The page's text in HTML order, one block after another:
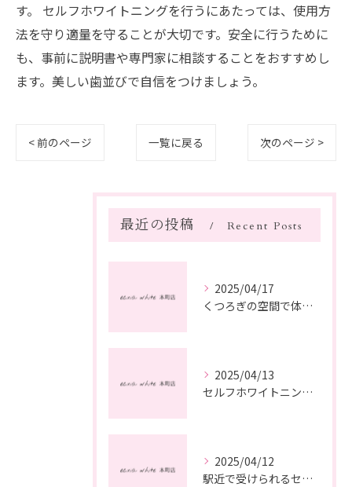
す。 セルフホワイトニングを行うにあたっては、使用方
法を守り適量を守ることが大切です。安全に行うために
も、事前に説明書や専門家に相談することをおすすめし
ます。美しい歯並びで自信をつけましょう。
< 前のページ 一覧に戻る 次のページ >
最近の投稿 Recent Posts
2025/04/17
くつろぎの空間で体験するセルフホワイトニングの魅力
2025/04/13
セルフホワイトニングで自信を高める方法
2025/04/12
駅近で受けられるセルフホワイトニングの魅力